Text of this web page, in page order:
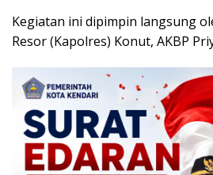
Kegiatan ini dipimpin langsung
Resor (Kapolres) Konut, AKBP